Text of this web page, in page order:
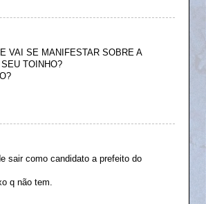
VAI SE MANIFESTAR SOBRE A
TOINHO?
sair como candidato a prefeito do
q não tem.